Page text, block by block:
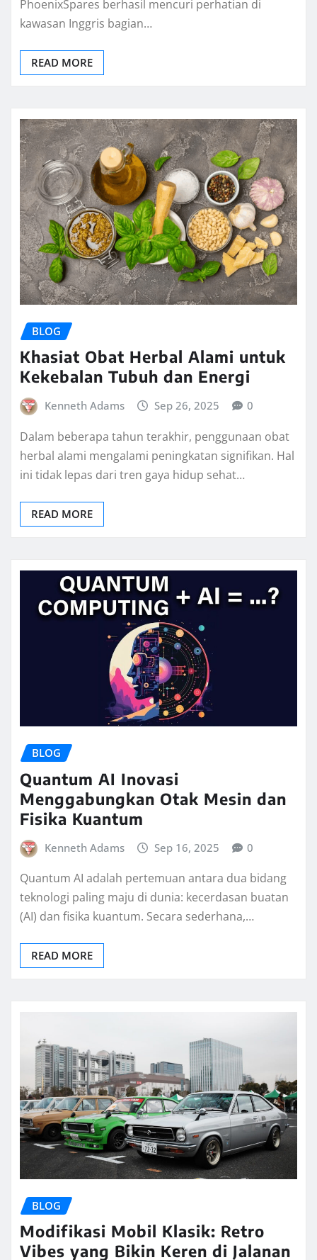
PhoenixSpares berhasil mencuri perhatian di
kawasan Inggris bagian…
READ MORE
BLOG
Khasiat Obat Herbal Alami untuk
Kekebalan Tubuh dan Energi
Kenneth Adams Sep 26, 2025 0
Dalam beberapa tahun terakhir, penggunaan obat
herbal alami mengalami peningkatan signifikan. Hal
ini tidak lepas dari tren gaya hidup sehat…
READ MORE
BLOG
Quantum AI Inovasi
Menggabungkan Otak Mesin dan
Fisika Kuantum
Kenneth Adams Sep 16, 2025 0
Quantum AI adalah pertemuan antara dua bidang
teknologi paling maju di dunia: kecerdasan buatan
(AI) dan fisika kuantum. Secara sederhana,…
READ MORE
BLOG
Modifikasi Mobil Klasik: Retro
Vibes yang Bikin Keren di Jalanan